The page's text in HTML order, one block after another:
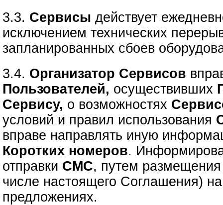
3.3. Сервисы действует
исключением технических
запланированных сбоев
3.4. Организатор Сервисов
Пользователей, осуществивших
Сервису, о возможностях
условий и правил использования
вправе направлять иную
Коротких номеров.
отправки СМС, путем
числе настоящего Соглашения)
предложениях.